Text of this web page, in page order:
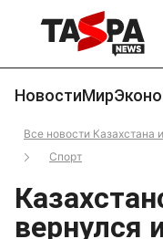
НовостиМир
Все новости Казахстана
Спорт
вернулся